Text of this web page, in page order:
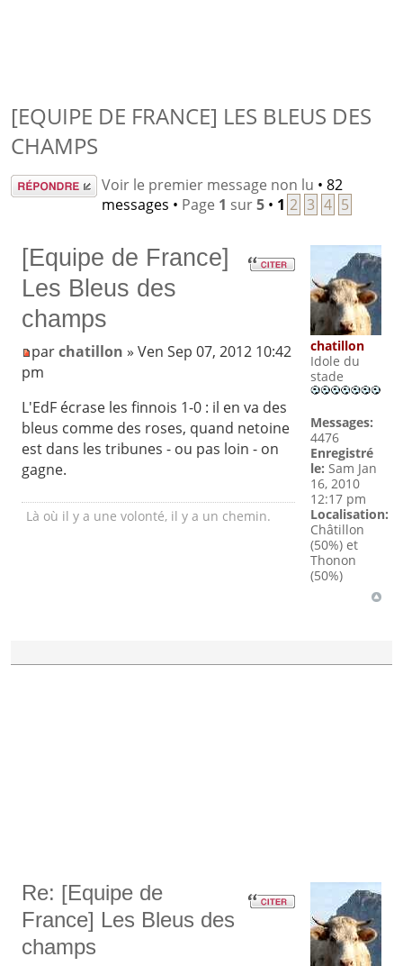
[EQUIPE DE FRANCE] LES BLEUS DES
CHAMPS
Répondre Voir le premier message non lu • 82
messages • Page 1 sur5• 1 2 3 4 5
[Equipe de France]
Les Bleus des
champs
parchatillon » Ven Sep 07, 2012 10:42
pm
L'EdF écrase les finnois 1-0 : il en va des
bleus comme des roses, quand netoine
est dans les tribunes - ou pas loin - on
gagne.
Là où il y a une volonté, il y a un chemin.
chatillon
Idole du
stade
Messages:
4476
Enregistré
le: Sam Jan
16, 2010
12:17 pm
Localisation:
Châtillon
(50%) et
Thonon
(50%)
Re: [Equipe de
France] Les Bleus des
champs